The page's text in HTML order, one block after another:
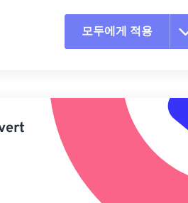
모두에게 적용
사전 설정에서 적용
사전 설정으로 저장